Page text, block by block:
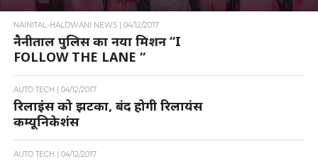
NAINITAL-HALDWANI NEWS | 04/12/2017
नैनीताल पुलिस का नया मिशन “I
FOLLOW THE LANE “
AUTO TECH | 04/12/2017
रिलाइंस को झटका, बंद होगी रिलायंस
कम्यूनिकेशंस
AUTO TECH | 04/12/2017